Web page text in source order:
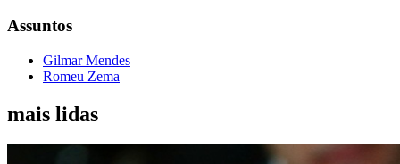
Assuntos
Gilmar Mendes
Romeu Zema
mais lidas